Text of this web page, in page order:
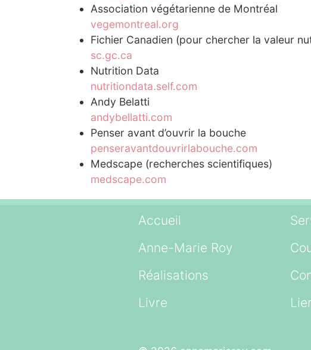
Association végétarienne de Montréal
vegemontreal.org
Fichier Canadien (pour chercher la valeur
sc.gc.ca
Nutrition Data
nutritiondata.self.com
Andy Belatti
andybellatti.com
Penser avant d’ouvrir la bouche
penseravantdouvrirlabouche.com
Medscape (recherches scientifiques)
medscape.com
Accueil
Anne-Marie Roy
Réalisations
Livre